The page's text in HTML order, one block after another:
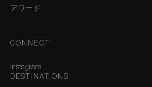
アワード
CONNECT
Instagram
DESTINATIONS